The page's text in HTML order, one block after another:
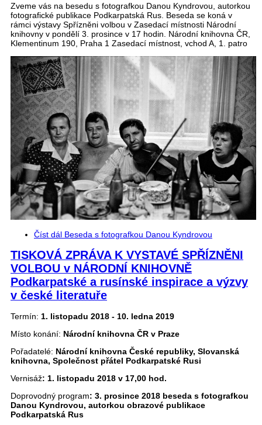
Zveme vás na besedu s fotografkou Danou Kyndrovou, autorkou
fotografické publikace Podkarpatská Rus. Beseda se koná v
rámci výstavy Spřízněni volbou v Zasedací místnosti Národní
knihovny v pondělí 3. prosince v 17 hodin. Národní knihovna ČR,
Klementinum 190, Praha 1 Zasedací místnost, vchod A, 1. patro
Číst dál Beseda s fotografkou Danou Kyndrovou
TISKOVÁ ZPRÁVA K VYSTAVÉ SPŘÍZNĚNI
VOLBOU v NÁRODNÍ KNIHOVNĚ
Podkarpatské a rusínské inspirace a výzvy
v české literatuře
Termín: 1. listopadu 2018 - 10. ledna 2019
Místo konání: Národní knihovna ČR v Praze
Pořadatelé: Národní knihovna České republiky, Slovanská
knihovna, Společnost přátel Podkarpatské Rusi
Vernisáž: 1. listopadu 2018 v 17,00 hod.
Doprovodný program: 3. prosince 2018 beseda s fotografkou
Danou Kyndrovou, autorkou obrazové publikace
Podkarpatská Rus